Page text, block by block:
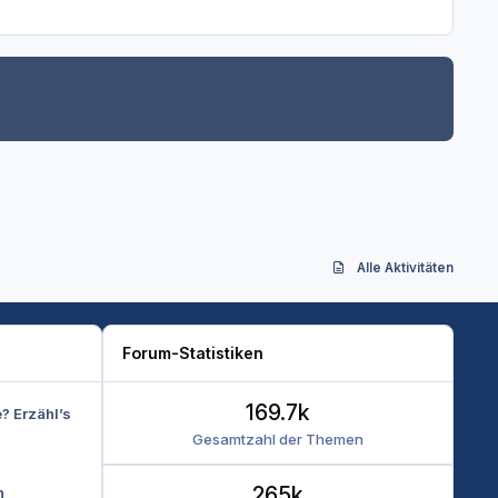
Alle Aktivitäten
Erzähl’s
Forum-Statistiken
Gesamtzahl der Themen
169.7k